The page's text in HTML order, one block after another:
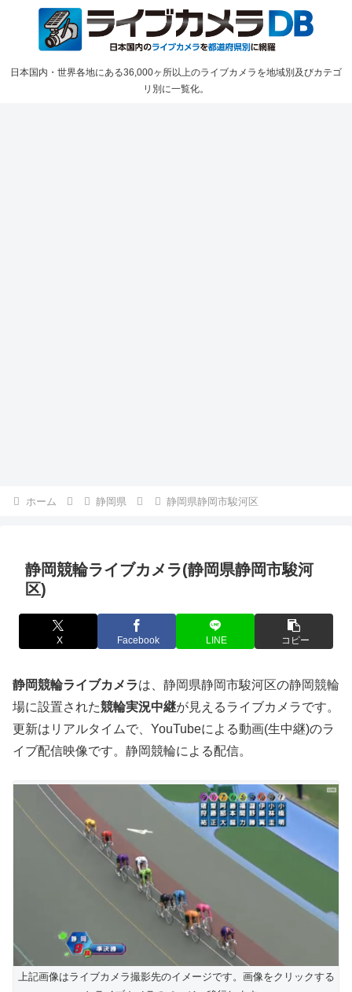
日本国内・世界各地にある36,000ヶ所以上のライブカメラを地域別及びカテゴ
リ別に一覧化。
ホーム 静岡県 静岡県静岡市駿河区
静岡競輪ライブカメラ(静岡県静岡市駿河
区)
X Facebook LINE コピー
静岡競輪ライブカメラは、静岡県静岡市駿河区の静岡競輪
場に設置された競輪実況中継が見えるライブカメラです。
更新はリアルタイムで、YouTubeによる動画(生中継)のラ
イブ配信映像です。静岡競輪による配信。
上記画像はライブカメラ撮影先のイメージです。画像をクリックする